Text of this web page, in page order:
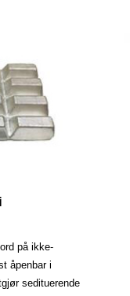
på ikke-
åpenbar i
sedituerende